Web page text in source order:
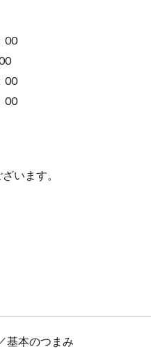
00
00
00
います。
基本のつまみ